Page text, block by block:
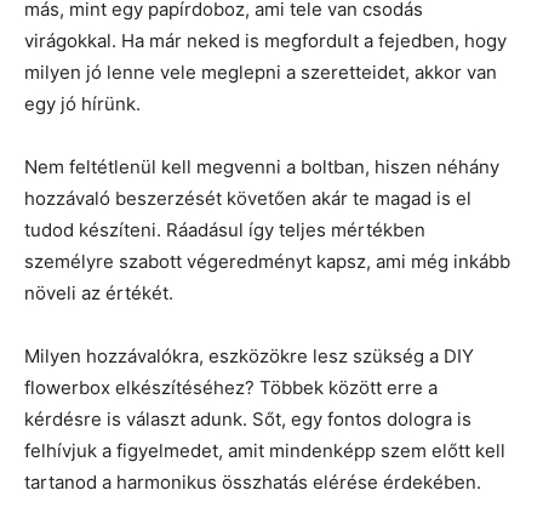
más, mint egy papírdoboz, ami tele van csodás
virágokkal. Ha már neked is megfordult a fejedben, hogy
milyen jó lenne vele meglepni a szeretteidet, akkor van
egy jó hírünk.
Nem feltétlenül kell megvenni a boltban, hiszen néhány
hozzávaló beszerzését követően akár te magad is el
tudod készíteni. Ráadásul így teljes mértékben
személyre szabott végeredményt kapsz, ami még inkább
növeli az értékét.
Milyen hozzávalókra, eszközökre lesz szükség a DIY
flowerbox elkészítéséhez? Többek között erre a
kérdésre is választ adunk. Sőt, egy fontos dologra is
felhívjuk a figyelmedet, amit mindenképp szem előtt kell
tartanod a harmonikus összhatás elérése érdekében.